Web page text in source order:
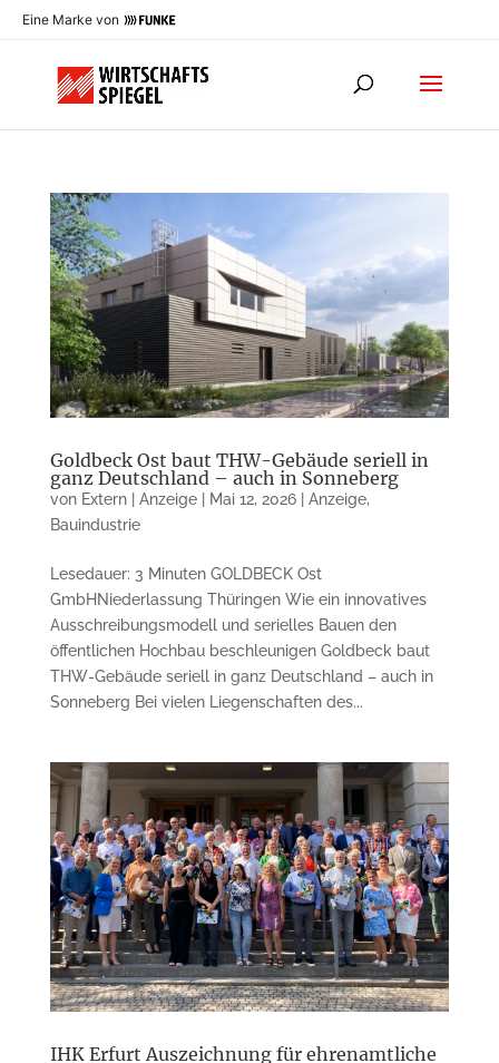
Eine Marke von
Goldbeck Ost baut THW-Gebäude seriell in
ganz Deutschland – auch in Sonneberg
von Extern | Anzeige| Mai 12, 2026| Anzeige,
Bauindustrie
Lesedauer: 3 Minuten GOLDBECK Ost
GmbHNiederlassung Thüringen Wie ein innovatives
Ausschreibungsmodell und serielles Bauen den
öffentlichen Hochbau beschleunigen Goldbeck baut
THW-Gebäude seriell in ganz Deutschland – auch in
Sonneberg Bei vielen Liegenschaften des...
IHK Erfurt Auszeichnung für ehrenamtliche